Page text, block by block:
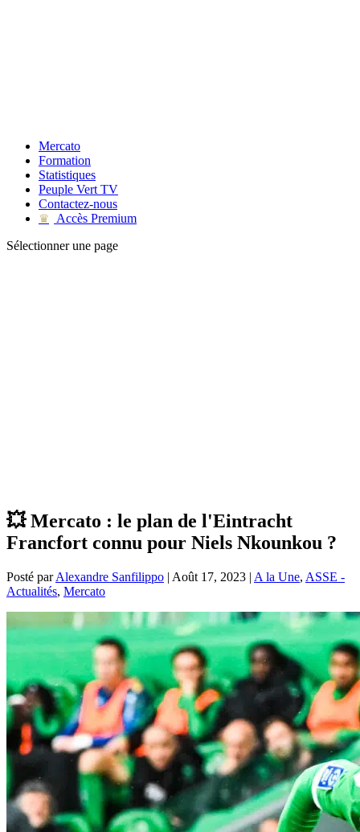
Mercato
Formation
Statistiques
Peuple Vert TV
Contactez-nous
♛
Accès Premium
Sélectionner une page
💥 Mercato : le plan de l'Eintracht
Francfort connu pour Niels Nkounkou ?
Posté parAlexandre Sanfilippo | Août 17, 2023 | A la Une, ASSE -
Actualités, Mercato